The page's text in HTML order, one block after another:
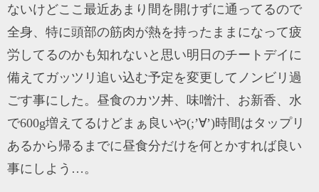
ないけどここ最近あまり間を開けずに通ってるので
全身、特に頭部の筋肉が熱を持ったままになって疲
労してるのかも知れないと思い明日のチートデイに
備えてガッツリ追い込む予定を変更してノンビリ過
ごす事にした。昼食のカツ丼、味噌汁、お新香、水
で600g増えてるけどまぁ良いや(;’∀’)時間はタップリ
あるから帰るまでに昼食分だけを何とかすれば良い
事にしよう…。